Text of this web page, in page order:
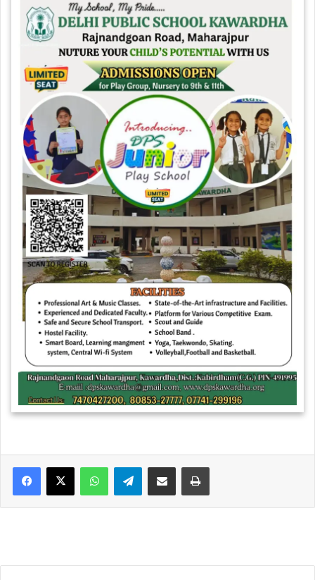
c
e
b
o
k
a
t
s
A
p
p
l
e
g
r
a
m
a
r
e
WhatsAppTelegramShare via Email Print